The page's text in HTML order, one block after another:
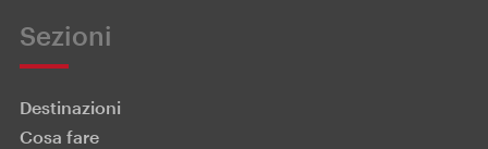
Sezioni
Destinazioni
Cosa fare